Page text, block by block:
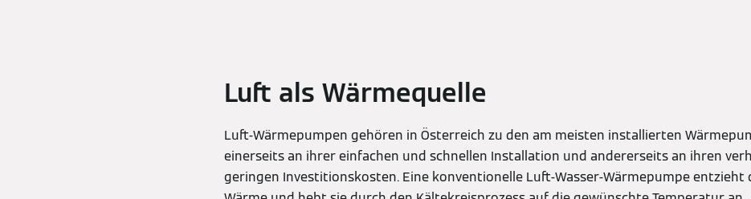
Luft als Wärmequelle
Luft-Wärmepumpen gehören in Österreich zu den am meisten installierten
einerseits an ihrer einfachen und schnellen Installation und andererseits an ihren
geringen Investitionskosten. Eine konventionelle Luft-Wasser-Wärmepumpe entzieht